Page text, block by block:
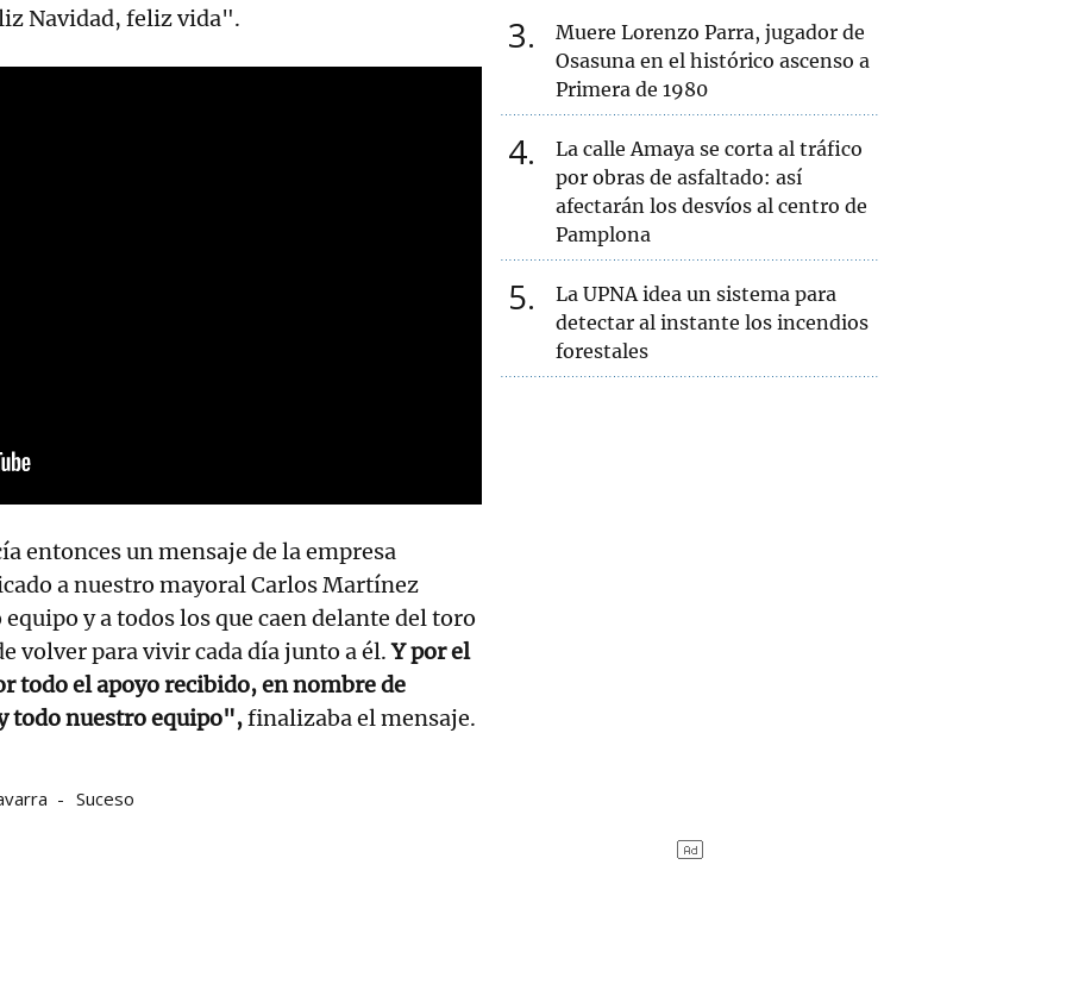
Navidad, feliz vida".
entonces un mensaje de la empresa
a nuestro mayoral Carlos Martínez
y a todos los que caen delante del toro
volver para vivir cada día junto a él.Y por el
todo el apoyo recibido, en nombre de
todo nuestro equipo",finalizaba el mensaje.
Suceso
3
Muere Lorenzo Parra, jugador de
Osasuna en el histórico ascenso a
Primera de 1980
4
La calle Amaya se corta al tráfico
por obras de asfaltado: así
afectarán los desvíos al centro de
Pamplona
5
La UPNA idea un sistema para
detectar al instante los incendios
forestales